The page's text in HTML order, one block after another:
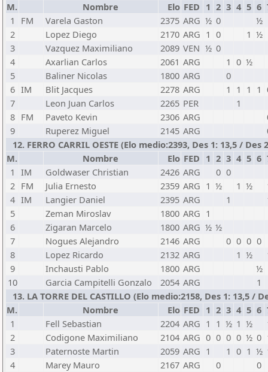
M.
Nombre Elo FED 1 2 3 4 5 6
1
FM Varela Gaston 2375 ARG ½ 0
½
2
Lopez Diego 2170 ARG 1 0 1 ½
3
Vazquez Maximiliano 2089 VEN ½ 0
4
Axarlian Carlos 2061 ARG 1 0 ½
5
Baliner Nicolas 1800 ARG
0
6 IM Blit Jacques 2278 ARG 1 1 1 1
7
Leon Juan Carlos 2265 PER
1
8 FM Paveto Kevin 2306 ARG
9
Ruperez Miguel 2145 ARG
12. FERRO CARRIL OESTE (Elo medio:2393, Des 1: 13,5 / Des
M.
Nombre Elo FED 1 2 3 4 5 6
1 IM Goldwaser Christian 2426 ARG 0 0
2 FM Julia Ernesto 2359 ARG 1 ½ 1 ½
4 IM Langier Daniel 2395 ARG 1
5
Zeman Miroslav 1800 ARG 1
6
Zigaran Marcelo 1800 ARG ½ ½
7
Nogues Alejandro 2146 ARG 0 0 0 0
8
Lopez Ricardo 2132 ARG 1 ½
9
Inchausti Pablo 1800 ARG
½
10
Garcia Campitelli Gonzalo 2054 ARG
1
13. LA TORRE DEL CASTILLO (Elo medio:2158, Des 1: 13,5 /
M.
Nombre Elo FED 1 2 3 4 5 6
1
Fell Sebastian 2204 ARG 1 1 ½ 1 ½
2
Codigone Maximiliano 2104 ARG 0 0 0 0 ½ 0
3
Paternoste Martin 2059 ARG 1 1 0 1 ½
4
Marey Mauro 2167 ARG 0 0